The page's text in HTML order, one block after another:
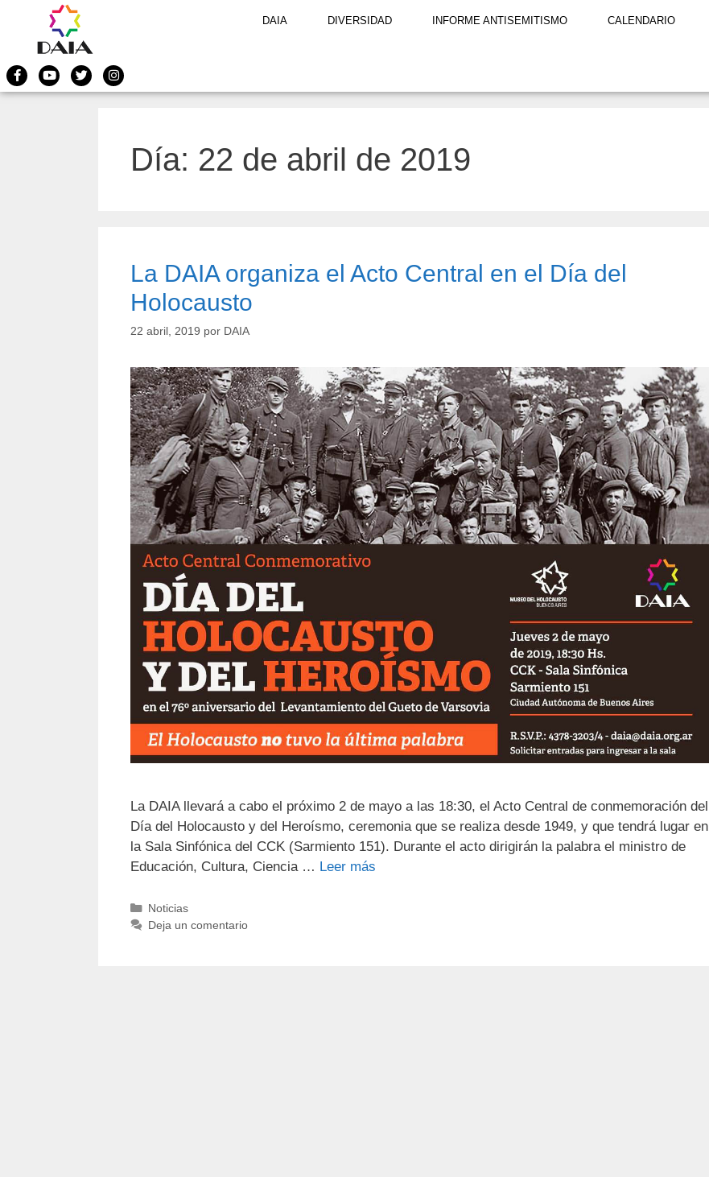
DAIA DIVERSIDAD INFORME ANTISEMITISMO CALENDARIO
Día: 22 de abril de 2019
La DAIA organiza el Acto Central en el Día del
Holocausto
22 abril, 2019 por DAIA
La DAIA llevará a cabo el próximo 2 de mayo a las 18:30, el Acto Central de conmemoración del
Día del Holocausto y del Heroísmo, ceremonia que se realiza desde 1949, y que tendrá lugar en
la Sala Sinfónica del CCK (Sarmiento 151). Durante el acto dirigirán la palabra el ministro de
Educación, Cultura, Ciencia … Leer más
Noticias
Deja un comentario